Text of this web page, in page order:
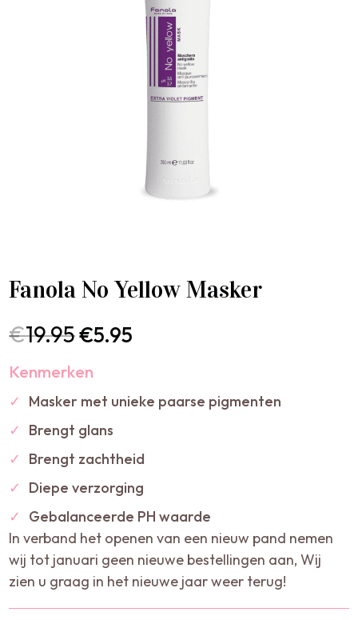
Fanola No Yellow Masker
€19.95€5.95
Kenmerken
✓
Masker met unieke paarse pigmenten
✓
Brengt glans
✓
Brengt zachtheid
✓
Diepe verzorging
✓
Gebalanceerde PH waarde
In verband het openen van een nieuw pand nemen
wij tot januari geen nieuwe bestellingen aan, Wij
zien u graag in het nieuwe jaar weer terug!